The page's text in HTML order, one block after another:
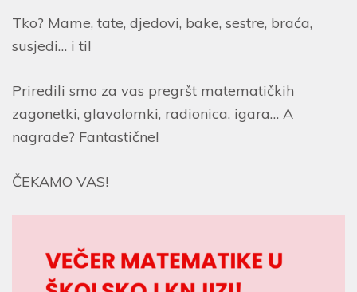
Tko? Mame, tate, djedovi, bake, sestre, braća,
susjedi… i ti!
Priredili smo za vas pregršt matematičkih
zagonetki, glavolomki, radionica, igara… A
nagrade? Fantastične!
ČEKAMO VAS!